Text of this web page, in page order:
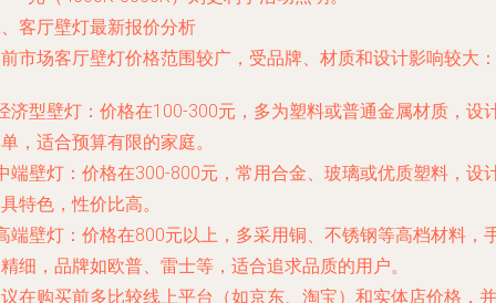
客厅壁灯最新报价分析
市场客厅壁灯价格范围较广，受品牌、材质和设计影响较大：
济型壁灯：价格在100-300元，多为塑料或普通金属材质，设
，适合预算有限的家庭。
端壁灯：价格在300-800元，常用合金、玻璃或优质塑料，设
特色，性价比高。
端壁灯：价格在800元以上，多采用铜、不锈钢等高档材料，
细，品牌如欧普、雷士等，适合追求品质的用户。
在购买前多比较线上平台（如京东、淘宝）和实体店价格，并